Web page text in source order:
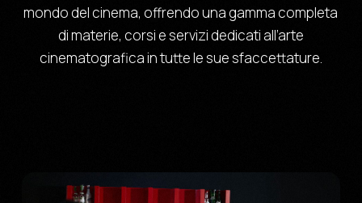
mondo del cinema, offrendo una gamma completa
di materie, corsi e servizi dedicati all’arte
cinematografica in tutte le sue sfaccettature.